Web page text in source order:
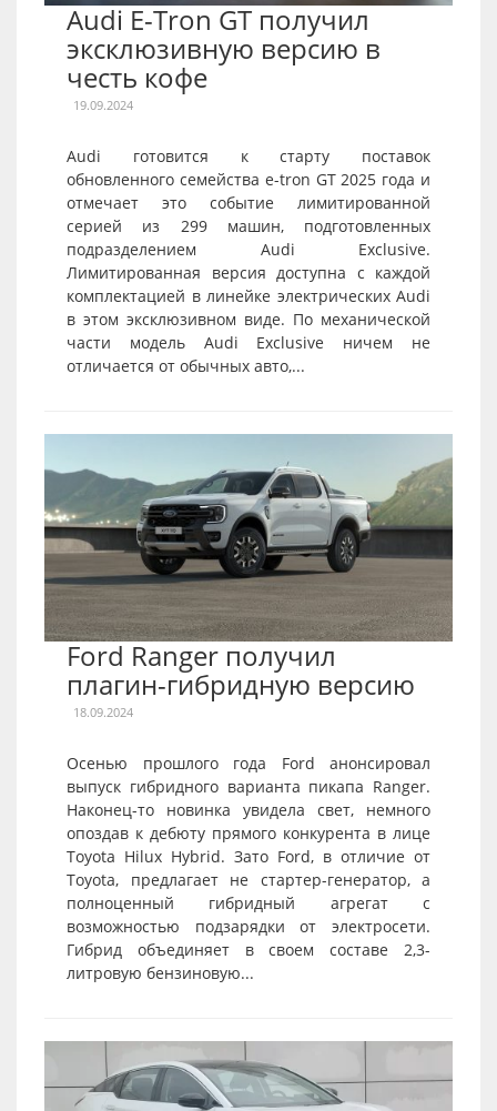
Audi E-Tron GT получил
эксклюзивную версию в
честь кофе
19.09.2024
Audi готовится к старту поставок
обновленного семейства e-tron GT 2025 года и
отмечает это событие лимитированной
серией из 299 машин, подготовленных
подразделением Audi Exclusive.
Лимитированная версия доступна с каждой
комплектацией в линейке электрических Audi
в этом эксклюзивном виде. По механической
части модель Audi Exclusive ничем не
отличается от обычных авто,...
Ford Ranger получил
плагин-гибридную версию
18.09.2024
Осенью прошлого года Ford анонсировал
выпуск гибридного варианта пикапа Ranger.
Наконец-то новинка увидела свет, немного
опоздав к дебюту прямого конкурента в лице
Toyota Hilux Hybrid. Зато Ford, в отличие от
Toyota, предлагает не стартер-генератор, а
полноценный гибридный агрегат с
возможностью подзарядки от электросети.
Гибрид объединяет в своем составе 2,3-
литровую бензиновую...